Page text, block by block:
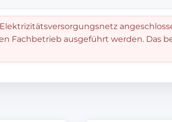
Fachbetrieb ausgeführt werden. Das